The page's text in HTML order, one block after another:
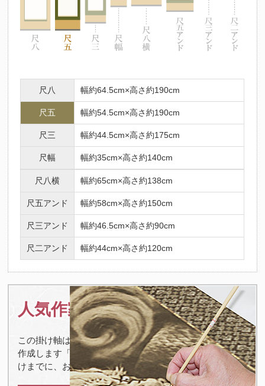
尺八 幅約64.5cm×高さ約190cm
尺五 幅約54.5cm×高さ約190cm
尺三 幅約44.5cm×高さ約175cm
尺幅 幅約35cm×高さ約140cm
尺八横 幅約65cm×高さ約138cm
尺五アンド 幅約58cm×高さ約150cm
尺三アンド 幅約46.5cm×高さ約90cm
尺二アンド 幅約44cm×高さ約120cm
人気作家の作品のため
この掛け軸は好評のため現在、ご注文をお受けしてから
作成します「
オーダー品」となります。下記の通りお届
けまでに、お時間を頂戴しております。